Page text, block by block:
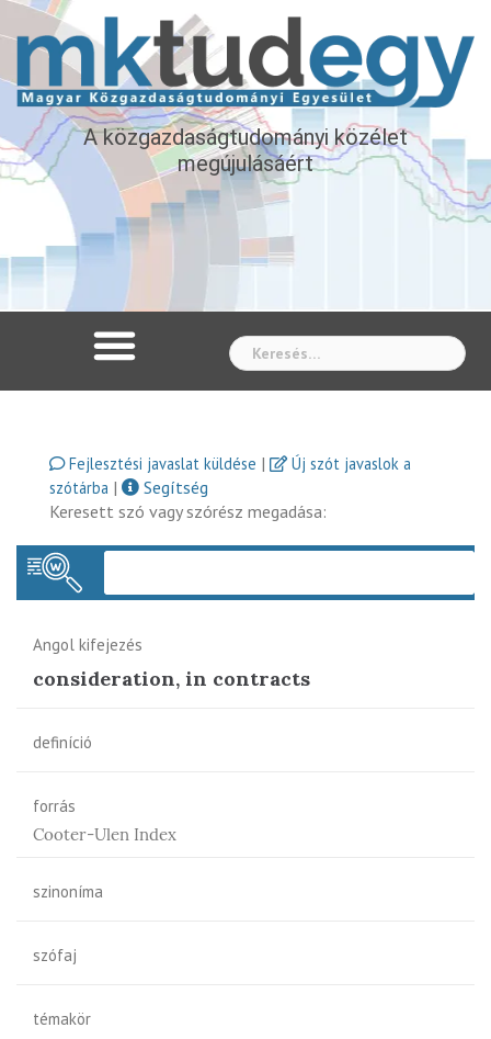
A közgazdaságtudományi közélet
megújulásáért
Fejlesztési javaslat küldése |
Új szót javaslok a
szótárba |
Segítség
Keresett szó vagy szórész megadása:
Angol kifejezés
consideration, in contracts
definíció
forrás
Cooter-Ulen Index
szinoníma
szófaj
témakör